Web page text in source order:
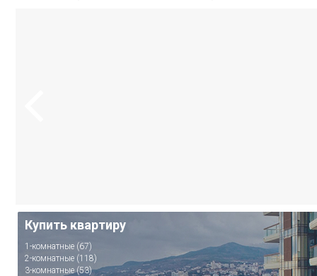
Купить квартиру
1-комнатные (67)
2-комнатные (118)
3-комнатные (53)